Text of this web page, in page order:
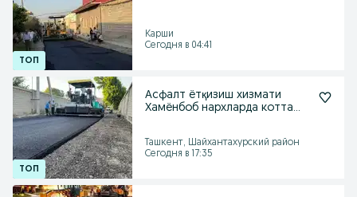
Карши
Сегодня в 04:41
Асфалт ётқизиш хизмати
Хамёнбоб нархларда котта
Ташкент, Шайхантахурский район
Сегодня в 17:35